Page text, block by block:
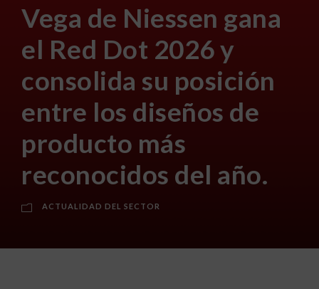
Vega de Niessen gana
el Red Dot 2026 y
consolida su posición
entre los diseños de
producto más
reconocidos del año.
ACTUALIDAD DEL SECTOR